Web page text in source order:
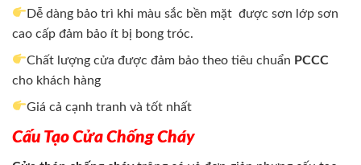
Dễ dàng bảo trì khi màu sắc bền mặt được sơn lớp sơn
cao cấp đảm bảo ít bị bong tróc.
Chất lượng cửa được đảm bảo theo tiêu chuẩn PCCC
cho khách hàng
Giá cả cạnh tranh và tốt nhất
Cấu Tạo Cửa Chống Cháy